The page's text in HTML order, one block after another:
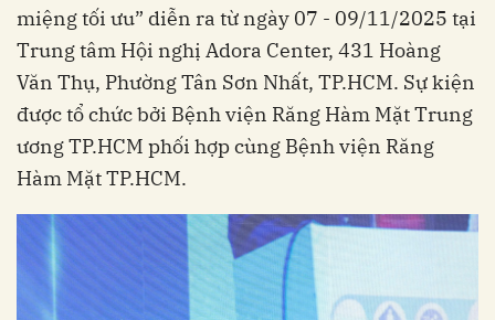
miệng tối ưu” diễn ra từ ngày 07 - 09/11/2025 tại
Trung tâm Hội nghị Adora Center, 431 Hoàng
Văn Thụ, Phường Tân Sơn Nhất, TP.HCM. Sự kiện
được tổ chức bởi Bệnh viện Răng Hàm Mặt Trung
ương TP.HCM phối hợp cùng Bệnh viện Răng
Hàm Mặt TP.HCM.